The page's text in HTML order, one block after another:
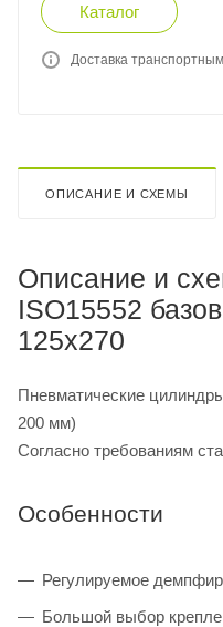
Каталог
Доставка
ОПИСАНИЕ И СХЕМЫ
Описание и
ISO15552
125x270
Пневматические
200 мм)
Согласно требованиям
Особенности
Регулируемое
Большой выбор